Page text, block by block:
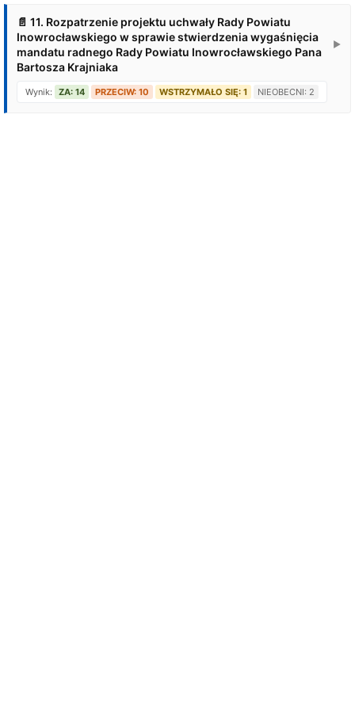
📄 11. Rozpatrzenie projektu uchwały Rady Powiatu
Inowrocławskiego w sprawie stwierdzenia wygaśnięcia
mandatu radnego Rady Powiatu Inowrocławskiego Pana
Bartosza Krajniaka
▶
Wynik: ZA: 14 PRZECIW: 10 WSTRZYMAŁO SIĘ: 1 NIEOBECNI: 2